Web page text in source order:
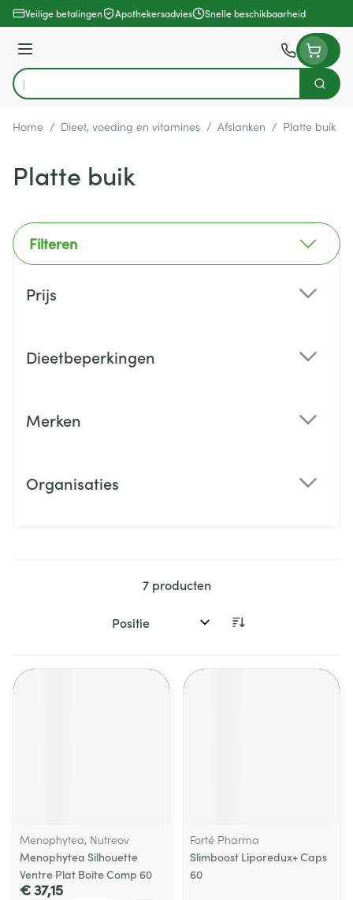
Ga naar de inhoud
Veilige betalingen Apothekersadvies Snelle beschikbaarheid
Menu
Product, merk, categorie...
Zoek
Home / Dieet, voeding en vitamines / Afslanken / Platte buik
Platte buik
Filteren
Prijs
Dieetbeperkingen
Merken
Organisaties
7producten
Sorteer op:
Menophytea, Nutreov
Menophytea Silhouette
Ventre Plat Boite Comp 60
€ 37,15
Forté Pharma
Slimboost Liporedux+ Caps
60